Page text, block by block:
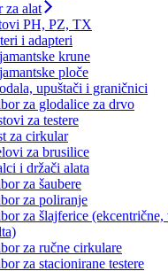
za alat
PH, PZ, TX
i adapteri
krune
ploče
upuštači i graničnici
za glodalice za drvo
za testere
za cirkular
za brusilice
i držači alata
za šaubere
za poliranje
za šlajferice (ekcentrične,
za ručne cirkulare
za stacionirane testere